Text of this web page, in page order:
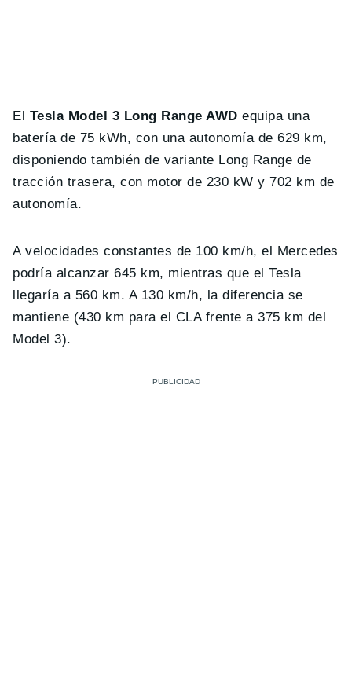
El Tesla Model 3 Long Range AWD equipa una
batería de 75 kWh, con una autonomía de 629 km,
disponiendo también de variante Long Range de
tracción trasera, con motor de 230 kW y 702 km de
autonomía.
A velocidades constantes de 100 km/h, el Mercedes
podría alcanzar 645 km, mientras que el Tesla
llegaría a 560 km. A 130 km/h, la diferencia se
mantiene (430 km para el CLA frente a 375 km del
Model 3).